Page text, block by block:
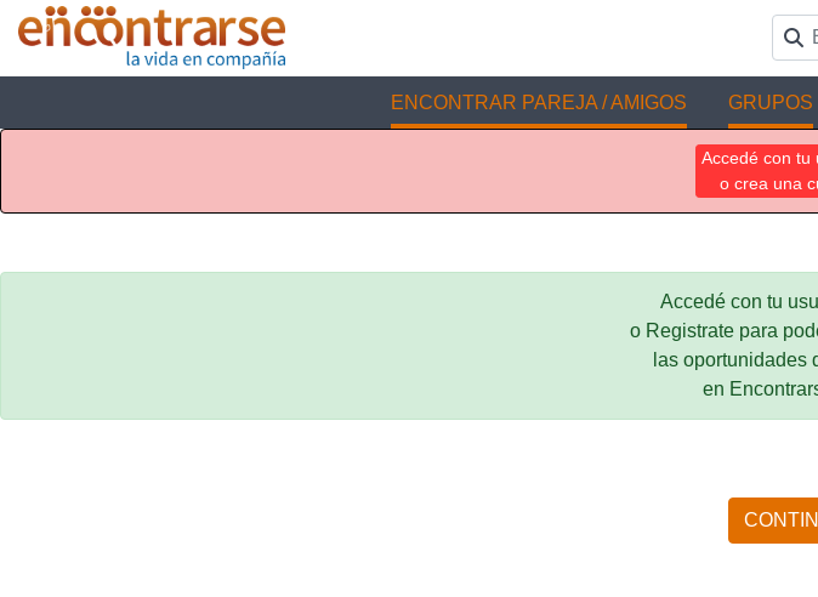
ENCONTRAR PAREJA / AMIGOS GRUPOS
Accedé con tu
o crea una
Accedé con tu
o Registrate para
las oportunidades
en